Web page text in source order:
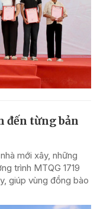
đến từng bản
mới xây, những
trình MTQG 1719
giúp vùng đồng bào